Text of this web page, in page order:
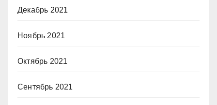
Декабрь 2021
Ноябрь 2021
Октябрь 2021
Сентябрь 2021